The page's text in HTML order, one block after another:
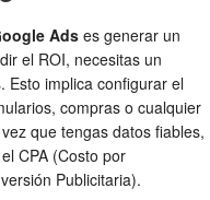
Ads es generar un
el ROI, necesitas un
Esto implica configurar el
compras o cualquier
que tengas datos fiables,
CPA (Costo por
Publicitaria).